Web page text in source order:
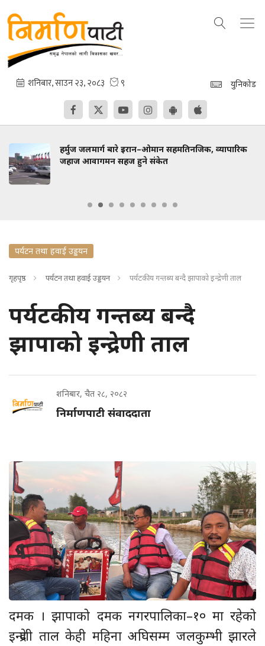
युनिकोड
हर्मुज जलमार्ग बारे इरान–ओमान सहमतिनजिक, व्यापारिक
जहाज आवागमन सहज हुने संकेत
पर्यटन तथा हवाई उड्डयन
गृहपृष्ठ पर्यटन तथा हवाई उड्डयन पर्यटकीय गन्तब्य बन्दै झापाको इन्द्रेणी ताल
पर्यटकीय गन्तब्य बन्दै
झापाको इन्द्रेणी ताल
शनिबार, चैत २८, २०८२
निर्माणपाटी संवाददाता
दमक । झापाको दमक नगरपालिका–१० मा रहेको
इन्द्रेणी ताल केही महिना अघिसम्म जलकुम्भी झारले